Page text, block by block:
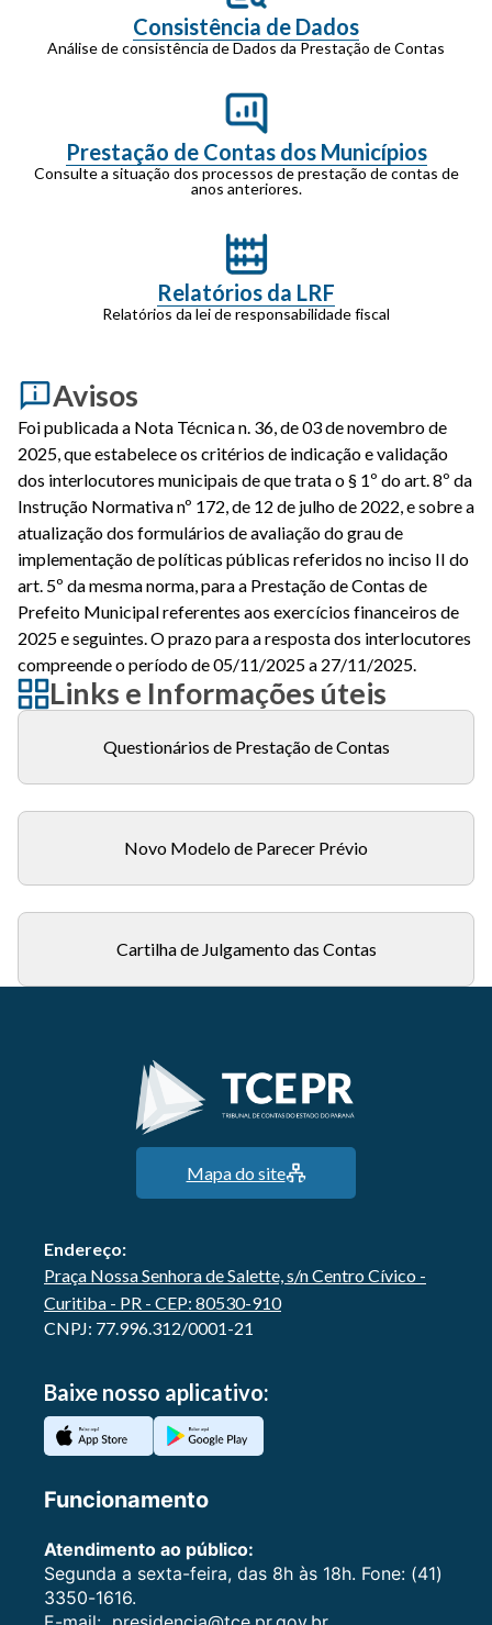
Consistência de Dados
Análise de consistência de Dados da Prestação de Contas
Prestação de Contas dos Municípios
Consulte a situação dos processos de prestação de contas de
anos anteriores.
Relatórios da LRF
Relatórios da lei de responsabilidade fiscal
Avisos
Foi publicada a Nota Técnica n. 36, de 03 de novembro de
2025, que estabelece os critérios de indicação e validação
dos interlocutores municipais de que trata o § 1º do art. 8º da
Instrução Normativa nº 172, de 12 de julho de 2022, e sobre a
atualização dos formulários de avaliação do grau de
implementação de políticas públicas referidos no inciso II do
art. 5º da mesma norma, para a Prestação de Contas de
Prefeito Municipal referentes aos exercícios financeiros de
2025 e seguintes. O prazo para a resposta dos interlocutores
compreende o período de 05/11/2025 a 27/11/2025.
Links e Informações úteis
Questionários de Prestação de Contas
Novo Modelo de Parecer Prévio
Cartilha de Julgamento das Contas
Mapa do site
Endereço:
Praça Nossa Senhora de Salette, s/n Centro Cívico -
Curitiba - PR - CEP: 80530-910
CNPJ: 77.996.312/0001-21
Baixe nosso aplicativo:
Funcionamento
Atendimento ao público:
Segunda a sexta-feira, das 8h às 18h. Fone: (41)
3350-1616.